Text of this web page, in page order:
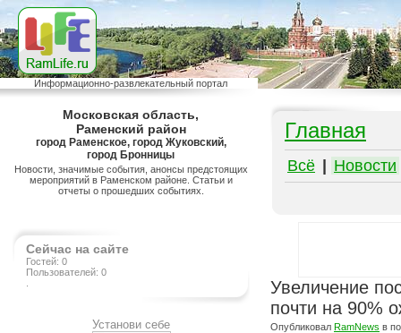
Информационно-развлекательный портал
Московская область,
Раменский район
город Раменское, город Жуковский,
город Бронницы
Новости, значимые события, анонсы предстоящих
мероприятий в Раменском районе. Статьи и
отчеты о прошедших событиях.
Сейчас на сайте
Гостей: 0
Пользователей: 0
Установи себе
Главная
Всё Новости
Увеличение
почти на 90%
Опубликовал RamNews в